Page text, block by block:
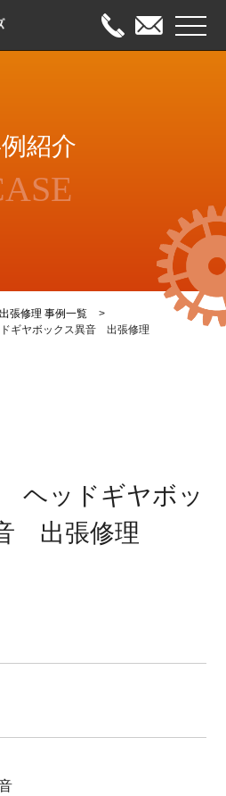
メニ
紹介
出張修理 事例一覧
ヤボックス異音 出張修理
ッドギヤボッ
出張修理